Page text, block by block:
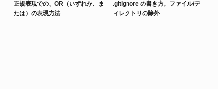
正規表現での、OR（いずれか、ま
たは）の表現方法
.gitignore の書き方。ファイル/デ
ィレクトリの除外